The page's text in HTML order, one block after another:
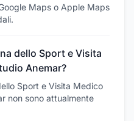
Maps o Apple Maps
dello Sport e Visita
Anemar?
Sport e Visita Medico
non sono attualmente